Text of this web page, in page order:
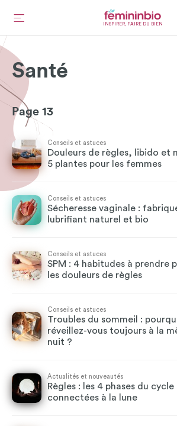
INSPIRER, FAIRE DU BIEN
Santé
Page 13
Conseils et astuces
Douleurs de règles, libido et
5 plantes pour les femmes
Conseils et astuces
Sécheresse vaginale :
lubrifiant naturel et bio
Conseils et astuces
SPM : 4 habitudes à prendre
les douleurs de règles
Conseils et astuces
Troubles du sommeil :
réveillez-vous toujours à la
nuit ?
Actualités et nouveautés
Règles : les 4 phases du cycle
connectées à la lune